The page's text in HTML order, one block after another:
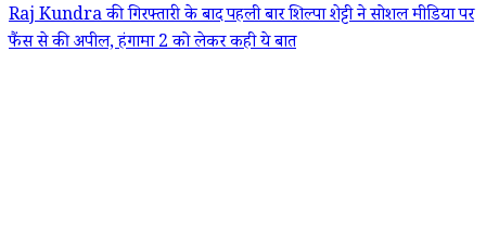
Raj Kundra की गिरफ्तारी के बाद पहली बार शिल्पा शेट्टी ने सोशल मीडिया पर
फैंस से की अपील, हंगामा 2 को लेकर कही ये बात